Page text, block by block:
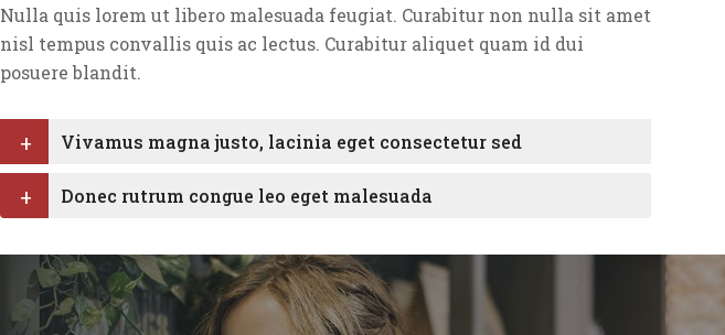
Nulla quis lorem ut libero malesuada feugiat. Curabitur non nulla sit amet
nisl tempus convallis quis ac lectus. Curabitur aliquet quam id dui
posuere blandit.
Vivamus magna justo, lacinia eget consectetur sed
Donec rutrum congue leo eget malesuada